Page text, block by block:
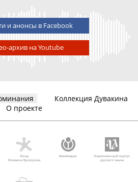
и анонсы в Facebook
архив на Youtube
Коллекция Дувакина
О проекте
Фонд
Михаила Прохорова
Викимедиа
Национальный корпус
русского языка